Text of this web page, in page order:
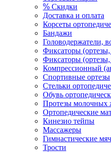
% Скидки
Доставка и оплата
Корсеты
Бандажи
Головодержатели,
Фиксаторы
Фиксаторы
Компрессионный
Спортивные ортезы
Стельки
Обувь
Протезы молочных
Ортопедические
Кинезио тейпы
Массажеры
Гимнастические
Трости